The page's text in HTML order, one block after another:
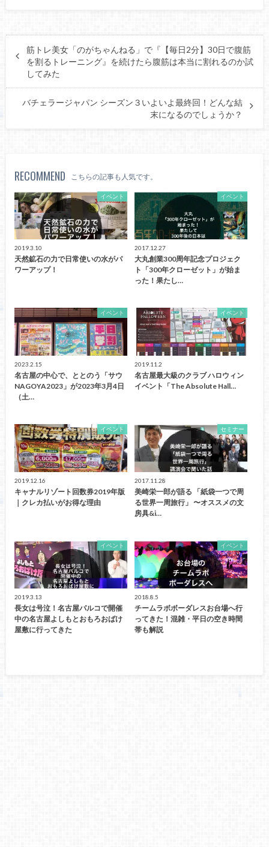
筋トレ美女「のがちゃんねる」で『【毎日2分】30日で腹筋
を割るトレーニング』を続けたら腹筋は本当に割れるのか試
してみた
バチェラージャパン シーズン３いよいよ最終回！どんな結
末になるのでしょうか？
RECOMMEND こちらの記事も人気です。
イベント
2019.3.10
天然鉱石の力で日常使いの水がパ
ワーアップ！
イベント
2017.12.27
大丸創業300周年記念プロジェク
ト「300年クローゼット」が始ま
った！果たし…
イベント
2023.2.15
名古屋の中心で、ととのう「サウ
NAGOYA2023」が2023年3月4日
（土…
イベント
2019.11.2
名古屋最大級のクラブ ハロウィン
イベント「The Absolute Hall…
イベント
2019.12.16
キャナルリゾート回数券2019年版
｜クレカ払いがお得な理由
セミナー
2017.11.28
美崎栄一郎が語る 「紙袋一つで周
る世界一周旅行」 〜オススメの文
房具&i…
イベント
2019.3.13
長女は号泣！名古屋パルコで開催
中の名古屋よしもとおもろおばけ
屋敷に行ってきた
イベント
2018.8.5
チームラボボーダレスお台場へ行
ってきた！混雑・平日の空き時間
帯も解説